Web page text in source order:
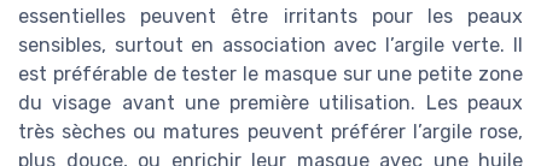
essentielles peuvent être irritants pour les peaux
sensibles, surtout en association avec l’argile verte. Il
est préférable de tester le masque sur une petite zone
du visage avant une première utilisation. Les peaux
très sèches ou matures peuvent préférer l’argile rose,
plus douce, ou enrichir leur masque avec une huile